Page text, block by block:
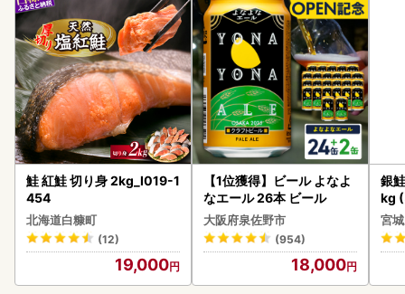
鮭 紅鮭 切り身 2kg_I019-1
454
北海道白糠町
(12)
19,000
【1位獲得】ビール よなよ
なエール 26本 ビール
大阪府泉佐野市
(954)
18,000
銀
kg
宮